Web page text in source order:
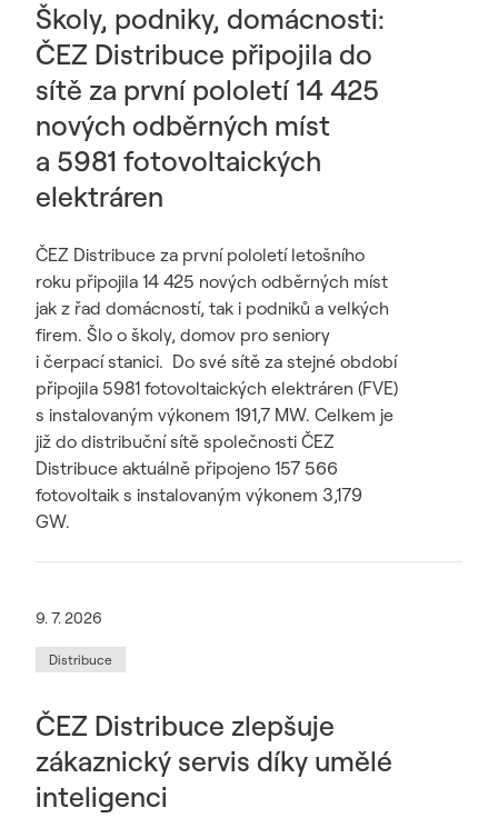
Školy, podniky, domácnosti:
ČEZ Distribuce připojila do
sítě za první pololetí 14 425
nových odběrných míst
a 5981 fotovoltaických
elektráren
ČEZ Distribuce za první pololetí letošního
roku připojila 14 425 nových odběrných míst
jak z řad domácností, tak i podniků a velkých
firem. Šlo o školy, domov pro seniory
i čerpací stanici. Do své sítě za stejné období
připojila 5981 fotovoltaických elektráren (FVE)
s instalovaným výkonem 191,7 MW. Celkem je
již do distribuční sítě společnosti ČEZ
Distribuce aktuálně připojeno 157 566
fotovoltaik s instalovaným výkonem 3,179
GW.
9. 7. 2026
Distribuce
ČEZ Distribuce zlepšuje
zákaznický servis díky umělé
inteligenci